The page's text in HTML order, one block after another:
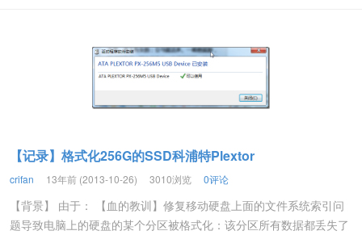
【记录】格式化256G的SSD科浦特Plextor
crifan 13年前 (2013-10-26) 3010浏览 0评论
【背景】 由于： 【血的教训】修复移动硬盘上面的文件系统索引问
题导致电脑上的硬盘的某个分区被格式化：该分区所有数据都丢失了